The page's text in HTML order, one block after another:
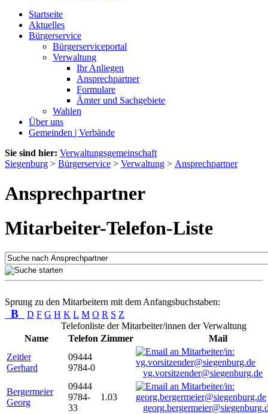
Startseite
Aktuelles
Bürgerservice
Bürgerserviceportal
Verwaltung
Ihr Anliegen
Ansprechpartner
Formulare
Ämter und Sachgebiete
Wahlen
Über uns
Gemeinden | Verbände
Sie sind hier: Verwaltungsgemeinschaft
Siegenburg > Bürgerservice > Verwaltung > Ansprechpartner
Ansprechpartner
Mitarbeiter-Telefon-Liste
Sprung zu den Mitarbeitern mit dem Anfangsbuchstaben:
B D F G H K L M O R S Z
Telefonliste der Mitarbeiter/innen der Verwaltung
Name
Telefon Zimmer
Mail
Zeitler
Gerhard
09444
9784-0
vg.vorsitzender@siegenburg.de
Bergermeier
Georg
09444
9784-
33
1.03